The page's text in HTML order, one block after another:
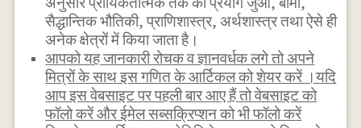
सैद्धान्तिक भौतिकी, प्राणिशास्त्र, अर्थशास्त्र तथा ऐसे ही
अनेक क्षेत्रों में किया जाता है।
आपको यह जानकारी रोचक व ज्ञानवर्धक लगे तो अपने
मित्रों के साथ इस गणित के आर्टिकल को शेयर करें ।यदि
आप इस वेबसाइट पर पहली बार आए हैं तो वेबसाइट को
फॉलो करें और ईमेल सब्सक्रिप्शन को भी फॉलो करें